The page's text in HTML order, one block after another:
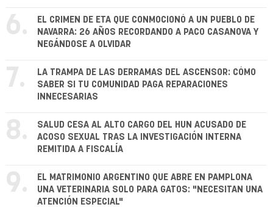
6.
EL CRIMEN DE ETA QUE CONMOCIONÓ A UN PUEBLO DE
NAVARRA: 26 AÑOS RECORDANDO A PACO CASANOVA Y
NEGÁNDOSE A OLVIDAR
7.
LA TRAMPA DE LAS DERRAMAS DEL ASCENSOR: CÓMO
SABER SI TU COMUNIDAD PAGA REPARACIONES
INNECESARIAS
8.
SALUD CESA AL ALTO CARGO DEL HUN ACUSADO DE
ACOSO SEXUAL TRAS LA INVESTIGACIÓN INTERNA
REMITIDA A FISCALÍA
9.
EL MATRIMONIO ARGENTINO QUE ABRE EN PAMPLONA
UNA VETERINARIA SOLO PARA GATOS: "NECESITAN UNA
ATENCIÓN ESPECIAL"